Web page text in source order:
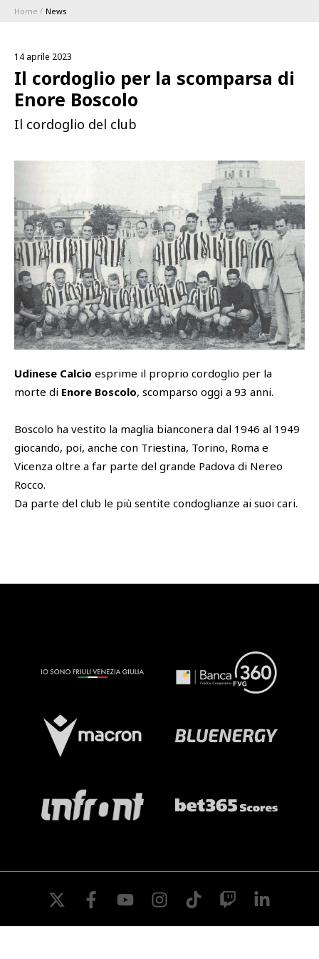
1896 MEMBERSHIP PROGRAM
STAGIONE
Coppa Italia
Calendari e Risultati
Classifiche
Cattedra Universidad Europea
Esports
BLUENERGY STADIUM
MEETING CENTER
SPONSOR
SQUADRE
PHOTOGALLERY
Home News
14 aprile 2023
Il cordoglio per la scomparsa di
Enore Boscolo
Il cordoglio del club
Udinese Calcio esprime il proprio cordoglio per la
morte di Enore Boscolo, scomparso oggi a 93 anni.
Boscolo ha vestito la maglia bianconera dal 1946 al 1949
giocando, poi, anche con Triestina, Torino, Roma e
Vicenza oltre a far parte del grande Padova di Nereo
Rocco.
Da parte del club le più sentite condoglianze ai suoi cari.
twitter facebookyoutube instagramtiktok twitch